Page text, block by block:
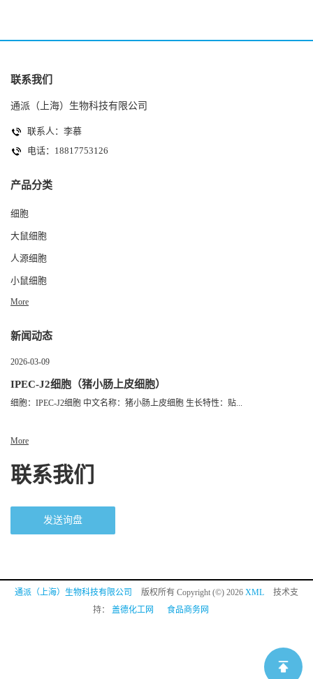
联系我们
通派（上海）生物科技有限公司
联系人：李慕
电话：18817753126
产品分类
细胞
大鼠细胞
人源细胞
小鼠细胞
More
新闻动态
2026-03-09
IPEC-J2细胞（猪小肠上皮细胞）
细胞：IPEC-J2细胞 中文名称：猪小肠上皮细胞 生长特性：贴...
More
联系我们
发送询盘
通派（上海）生物科技有限公司 版权所有 Copyright (©) 2026 XML
技术支
持： 盖德化工网 食品商务网